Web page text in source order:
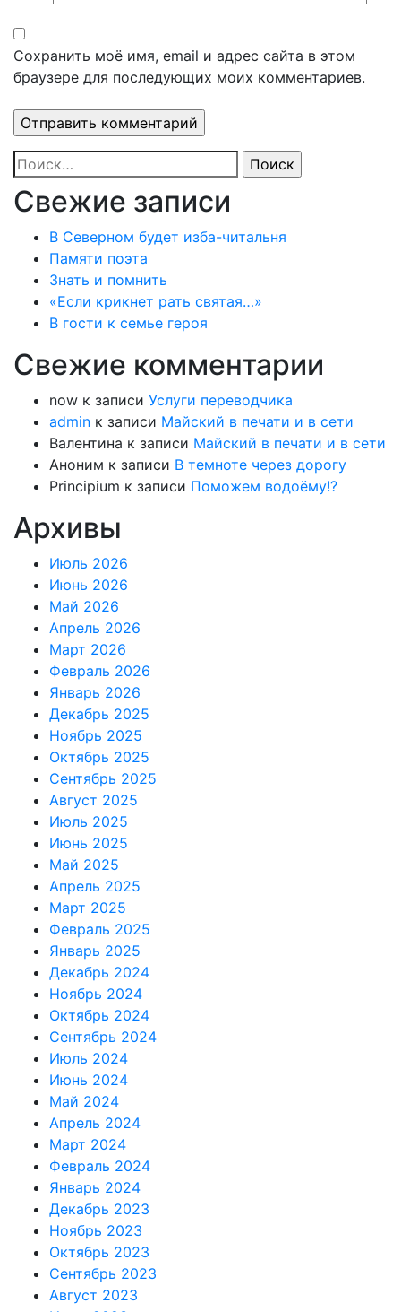
Сохранить моё имя, email и адрес сайта в этом
браузере для последующих моих комментариев.
Найти:
Свежие записи
В Северном будет изба-читальня
Памяти поэта
Знать и помнить
«Если крикнет рать святая…»
В гости к семье героя
Свежие комментарии
now к записи Услуги переводчика
admin к записи Майский в печати и в сети
Валентина к записи Майский в печати и в сети
Аноним к записи В темноте через дорогу
Principium к записи Поможем водоёму!?
Архивы
Июль 2026
Июнь 2026
Май 2026
Апрель 2026
Март 2026
Февраль 2026
Январь 2026
Декабрь 2025
Ноябрь 2025
Октябрь 2025
Сентябрь 2025
Август 2025
Июль 2025
Июнь 2025
Май 2025
Апрель 2025
Март 2025
Февраль 2025
Январь 2025
Декабрь 2024
Ноябрь 2024
Октябрь 2024
Сентябрь 2024
Июль 2024
Июнь 2024
Май 2024
Апрель 2024
Март 2024
Февраль 2024
Январь 2024
Декабрь 2023
Ноябрь 2023
Октябрь 2023
Сентябрь 2023
Август 2023